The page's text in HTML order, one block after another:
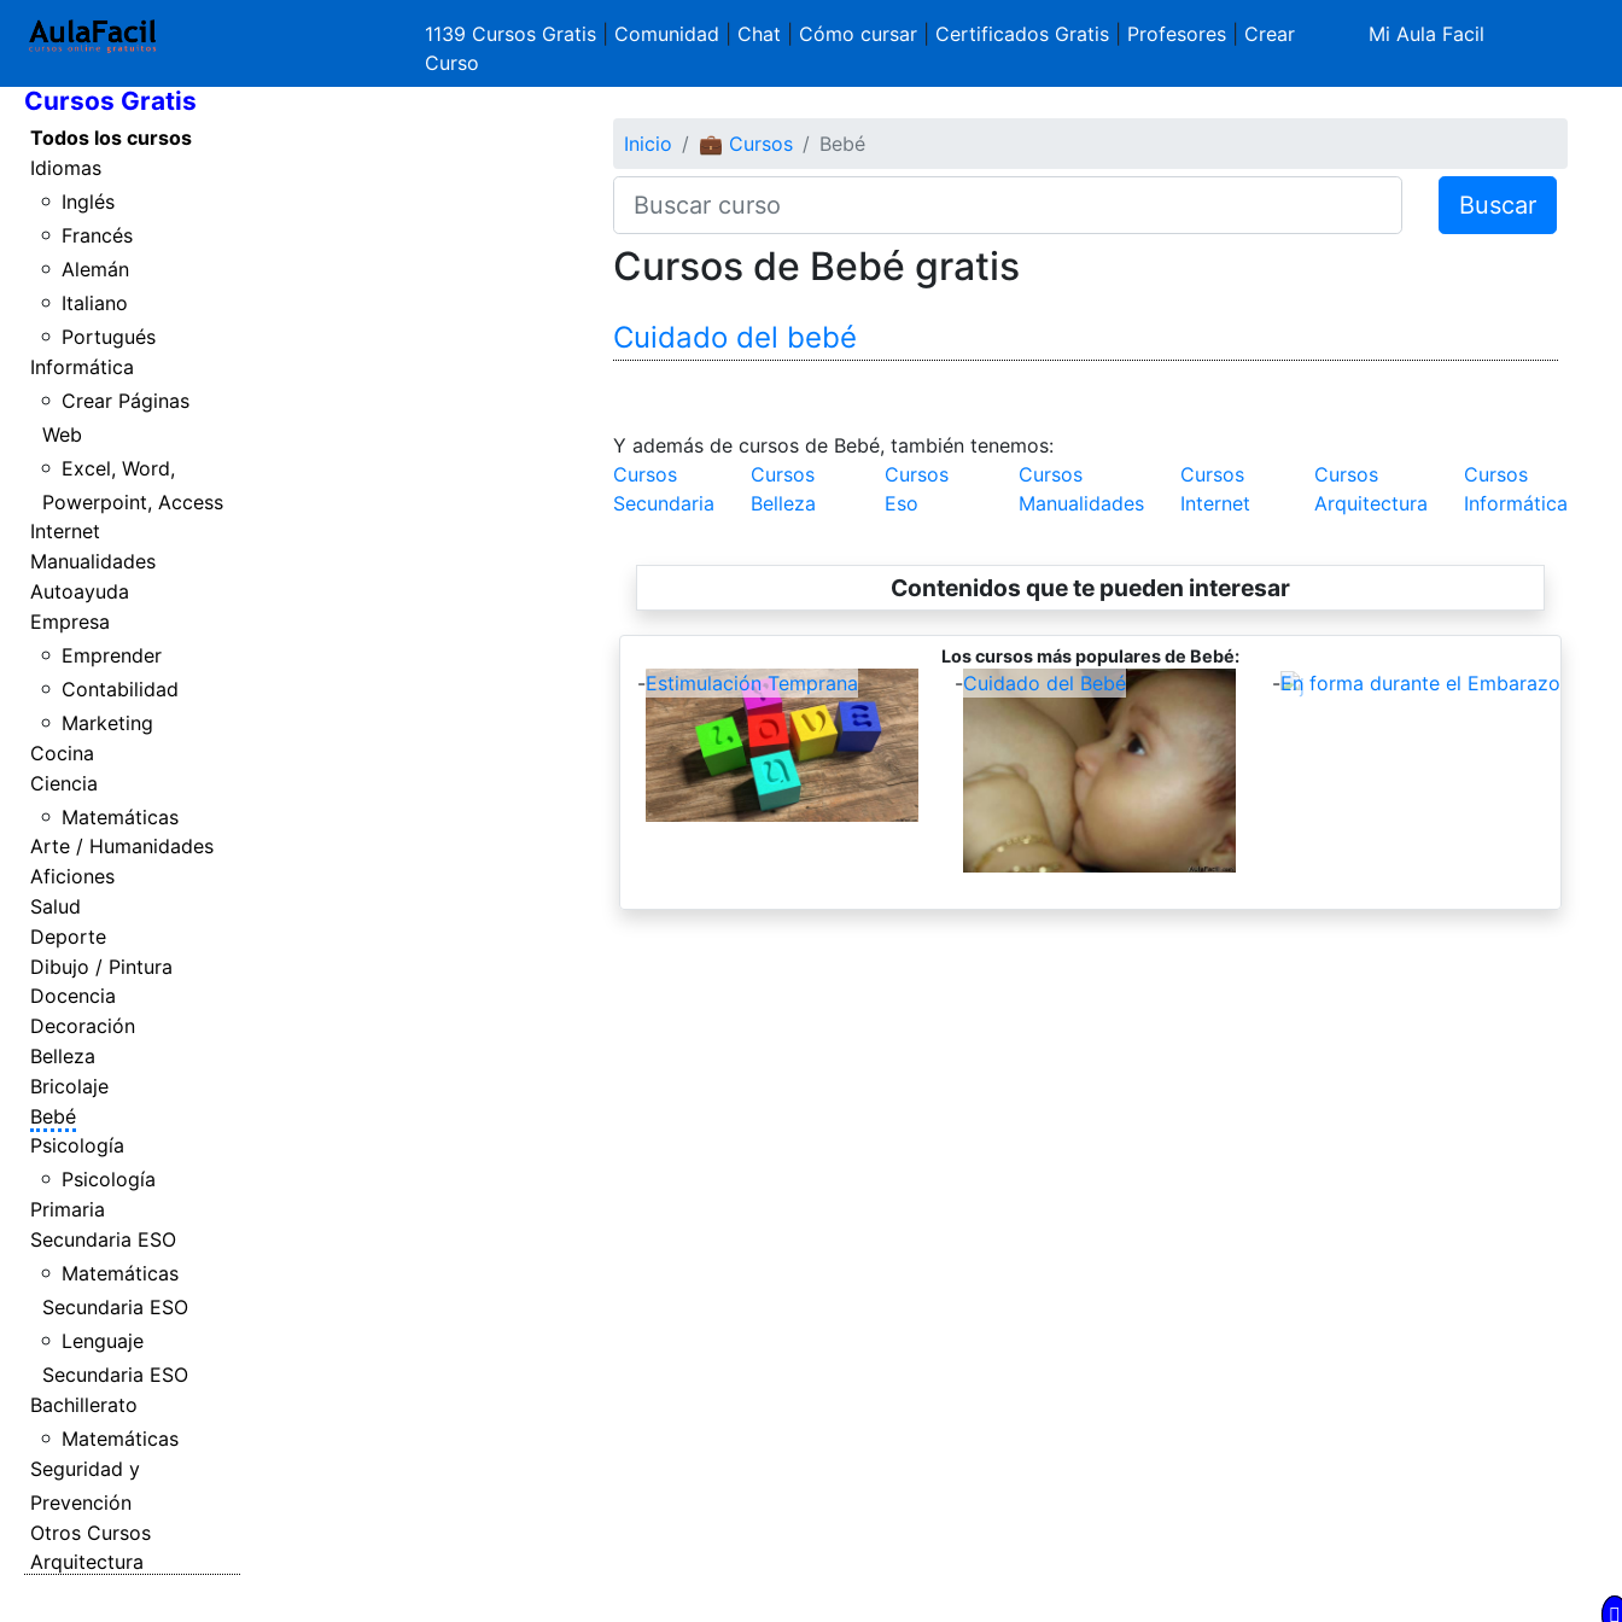
1139 Cursos Gratis Comunidad Chat Cómo cursar| Certificados Gratis| Profesores| Crear
Curso
Mi Aula Facil
Inicio
Cursos Gratis
Todos los cursos
Idiomas
Inglés
Francés
Alemán
Italiano
Portugués
Informática
Crear Páginas
Web
Excel, Word,
Powerpoint, Access
Internet
Manualidades
Autoayuda
Empresa
Emprender
Contabilidad
Marketing
Cocina
Ciencia
Matemáticas
Arte / Humanidades
Aficiones
Salud
Deporte
Dibujo / Pintura
Docencia
Decoración
Belleza
Bricolaje
Bebé
Psicología
Psicología
Primaria
Secundaria ESO
Matemáticas
Secundaria ESO
Lenguaje
Secundaria ESO
Bachillerato
Matemáticas
Seguridad y
Prevención
Otros Cursos
Arquitectura
Inicio 💼 Cursos Bebé
Buscar
Cursos de Bebé gratis
Cuidado del bebé
Y además de cursos de Bebé, también tenemos:
Cursos
Secundaria
Cursos
Belleza
Cursos
Eso
Cursos
Manualidades
Cursos
Internet
Cursos
Arquitectura
Cursos
Informática
Contenidos que te pueden interesar
Los cursos más populares de Bebé:
-Estimulación Temprana -Cuidado del Bebé -En forma durante el Embarazo